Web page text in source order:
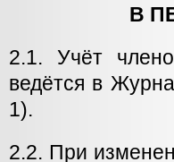
В
2.1. Учёт
ведётся в
1).
2.2. При